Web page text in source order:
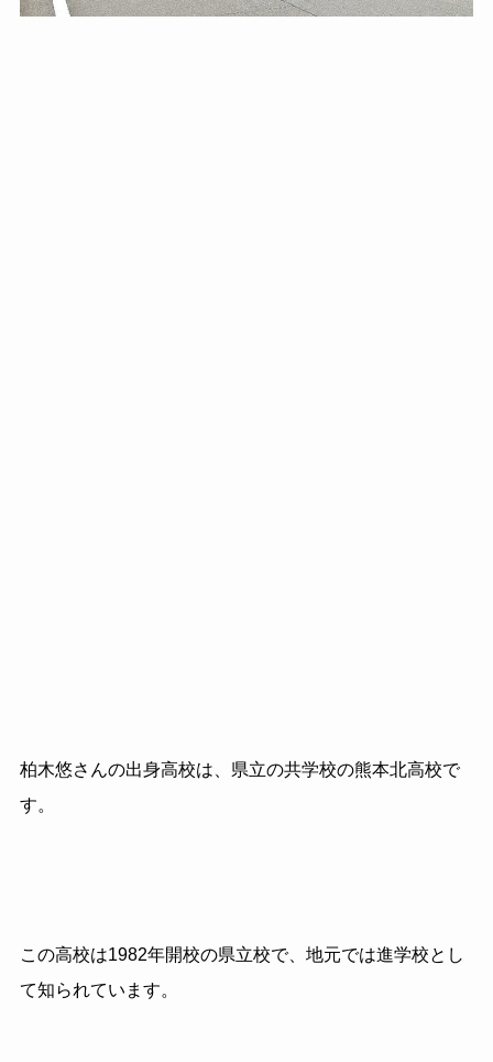
柏木悠さんの出身高校は、県立の共学校の熊本北高校で
す。
この高校は1982年開校の県立校で、地元では進学校とし
て知られています。